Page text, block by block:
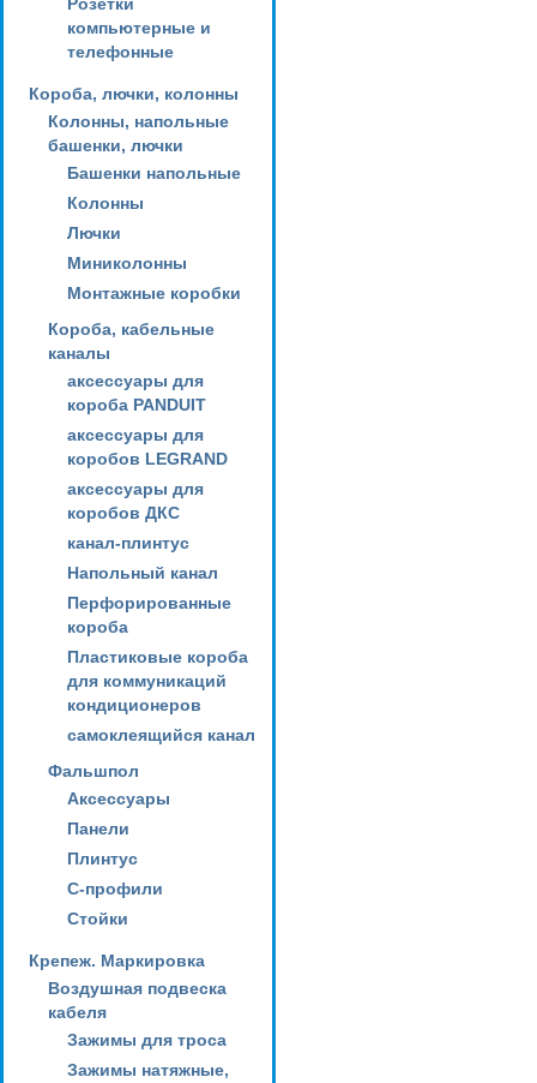
компьютерные и
телефонные
Короба, лючки, колонны
Колонны, напольные
башенки, лючки
Башенки напольные
Колонны
Лючки
Миниколонны
Монтажные коробки
Короба, кабельные
каналы
аксессуары для
короба PANDUIT
аксессуары для
коробов LEGRAND
аксессуары для
коробов ДКС
канал-плинтус
Напольный канал
Перфорированные
короба
Пластиковые короба
для коммуникаций
кондиционеров
самоклеящийся канал
Фальшпол
Аксессуары
Панели
Плинтус
С-профили
Стойки
Крепеж. Маркировка
Воздушная подвеска
кабеля
Зажимы для троса
Зажимы натяжные,